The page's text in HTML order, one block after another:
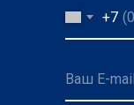
+7
Ваш E-mail